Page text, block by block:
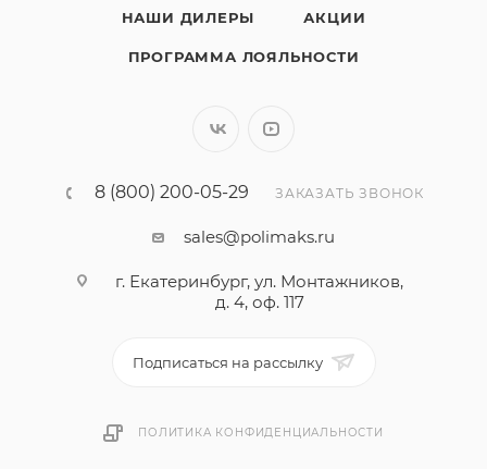
НАШИ ДИЛЕРЫ АКЦИИ
ПРОГРАММА ЛОЯЛЬНОСТИ
8 (800) 200-05-29 ЗАКАЗАТЬ ЗВОНОК
sales@polimaks.ru
г. Екатеринбург, ул. Монтажников,
д. 4, оф. 117
Подписаться на рассылку
ПОЛИТИКА КОНФИДЕНЦИАЛЬНОСТИ